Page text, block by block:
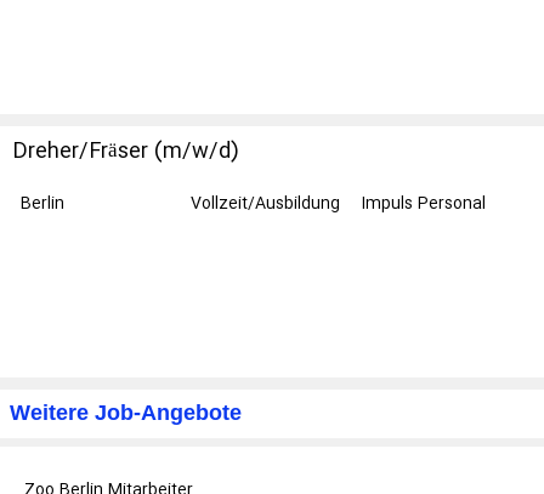
Dreher/Fräser (m/w/d)
Berlin Vollzeit/Ausbildung
Impuls Personal
Weitere Job-Angebote